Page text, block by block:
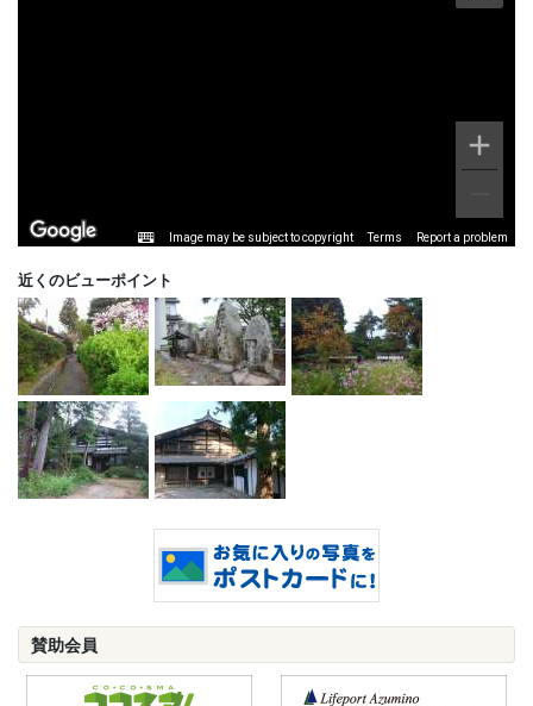
Image may be subject to copyright Terms Report a problem
近くのビューポイント
賛助会員